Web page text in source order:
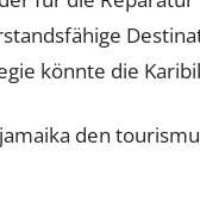
könnte die